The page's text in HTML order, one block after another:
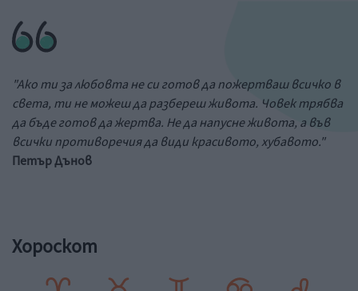
"Ако ти за любовта не си готов да пожертваш всичко в
света, ти не можеш да разбереш живота. Човек трябва
да бъде готов да жертва. Не да напусне живота, а във
всички противоречия да види красивото, хубавото."
Петър Дънов
Хороскот